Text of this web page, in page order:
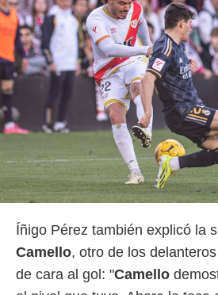
Íñigo Pérez también explicó la
Camello, otro de los
de cara al gol: "Camello